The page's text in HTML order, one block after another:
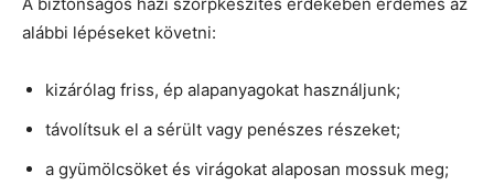
alábbi lépéseket követni:
kizárólag friss, ép alapanyagokat használjunk;
távolítsuk el a sérült vagy penészes részeket;
a gyümölcsöket és virágokat alaposan mossuk meg;